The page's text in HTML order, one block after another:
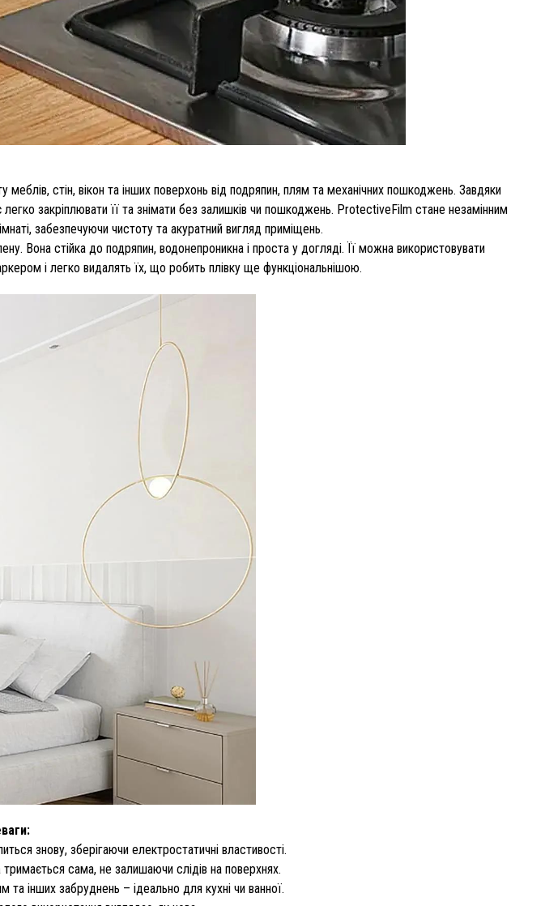
стін, вікон та інших поверхонь від подряпин, плям та механічних пошкоджень. Завдяки
закріплювати її та знімати без залишків чи пошкоджень. ProtectiveFilm стане незамінним
забезпечуючи чистоту та акуратний вигляд приміщень.
Вона стійка до подряпин, водонепроникна і проста у догляді. Її можна використовувати
і легко видалять їх, що робить плівку ще функціональнішою.
знову, зберігаючи електростатичні властивості.
сама, не залишаючи слідів на поверхнях.
інших забруднень – ідеально для кухні чи ванної.